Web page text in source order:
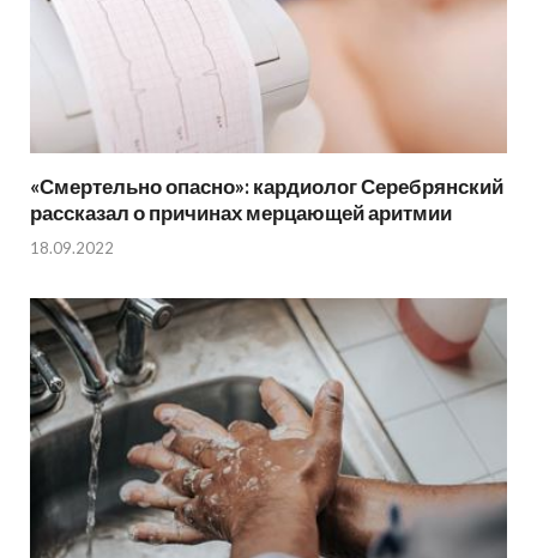
«Смертельно опасно»: кардиолог Серебрянский
рассказал о причинах мерцающей аритмии
18.09.2022